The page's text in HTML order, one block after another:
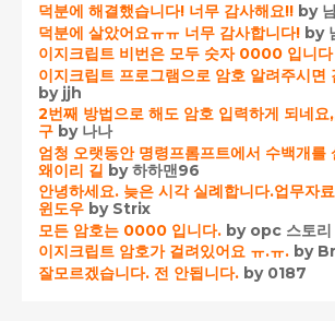
덕분에 해결했습니다! 너무 감사해요!! by
덕분에 살았어요ㅠㅠ 너무 감사합니다! by
이지크립트 비번은 모두 숫자 0000 입니다
이지크립트 프로그램으로 암호 알려주시면
by jjh
2번째 방법으로 해도 암호 입력하게 되네
구 by 나나
엄청 오랫동안 명령프롬프트에서 수백개를
왜이리 길 by 하하맨96
안녕하세요. 늦은 시각 실례합니다.업무자
윈도우 by Strix
모든 암호는 0000 입니다. by opc 스토리
이지크립트 암호가 걸려있어요 ㅠ.ㅠ. by
잘모르겠습니다. 전 안됩니다. by 0187